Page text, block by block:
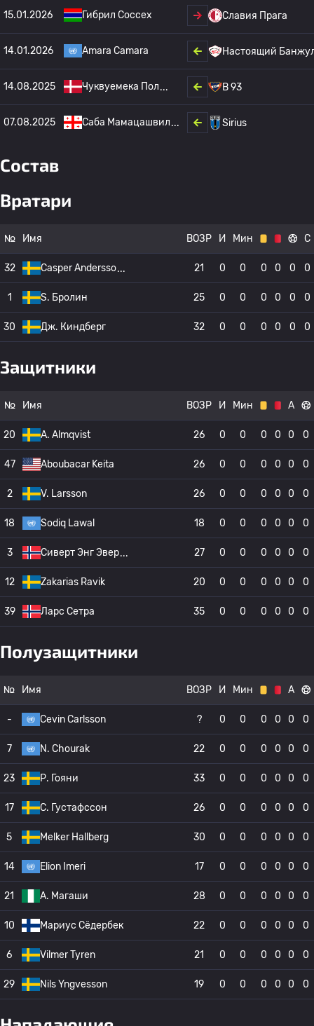
15.01.2026 Гибрил Соссех Славия Прага
14.01.2026 Amara Camara Настоящий
14.08.2025 Чуквуемека Пол B 93
07.08.2025 Саба Мамацашвил Sirius
Состав
Вратари
№ Имя ВОЗР И Мин С
32 Casper Andersso 21 0 0 0 0 0 0
1 S. Бролин 25 0 0 0 0 0 0
30 Дж. Киндберг 32 0 0 0 0 0 0
Защитники
№ Имя ВОЗР И Мин А
20 A. Almqvist 26 0 0 0 0 0 0
47 Aboubacar Keita 26 0 0 0 0 0 0
2 V. Larsson 26 0 0 0 0 0 0
18 Sodiq Lawal 18 0 0 0 0 0 0
3 Сиверт Энг Эвер 27 0 0 0 0 0 0
12 Zakarias Ravik 20 0 0 0 0 0 0
39 Ларс Сетра 35 0 0 0 0 0 0
Полузащитники
№ Имя ВОЗР И Мин А
- Cevin Carlsson ? 0 0 0 0 0 0
7 N. Chourak 22 0 0 0 0 0 0
23 Р. Гояни 33 0 0 0 0 0 0
17 C. Густафссон 26 0 0 0 0 0 0
5 Melker Hallberg 30 0 0 0 0 0 0
14 Elion Imeri 17 0 0 0 0 0 0
21 А. Магаши 28 0 0 0 0 0 0
10 Мариус Сёдербек 22 0 0 0 0 0 0
6 Vilmer Tyren 21 0 0 0 0 0 0
29 Nils Yngvesson 19 0 0 0 0 0 0